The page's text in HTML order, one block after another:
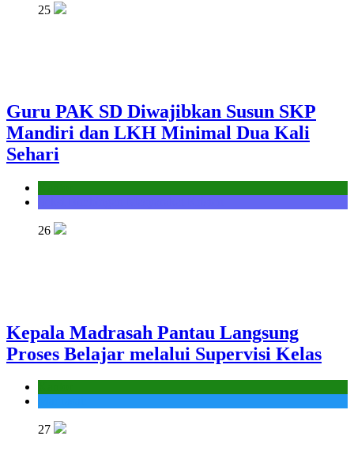
25
Guru PAK SD Diwajibkan Susun SKP
Mandiri dan LKH Minimal Dua Kali
Sehari
26
Kepala Madrasah Pantau Langsung
Proses Belajar melalui Supervisi Kelas
27